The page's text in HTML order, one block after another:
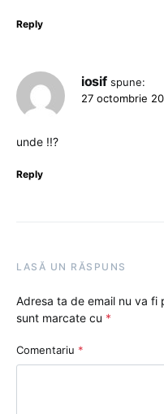
Reply
iosif spune:
27 octombrie
unde !!?
Reply
LASĂ UN RĂSPUNS
Adresa ta de email nu va fi
sunt marcate cu *
Comentariu *